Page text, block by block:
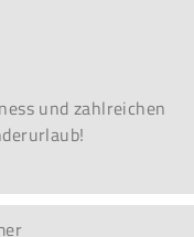
und zahlreichen